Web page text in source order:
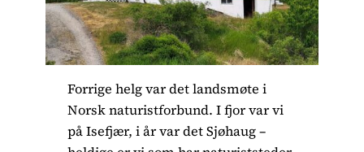
Forrige helg var det landsmøte i
Norsk naturistforbund. I fjor var vi
på Isefjær, i år var det Sjøhaug –